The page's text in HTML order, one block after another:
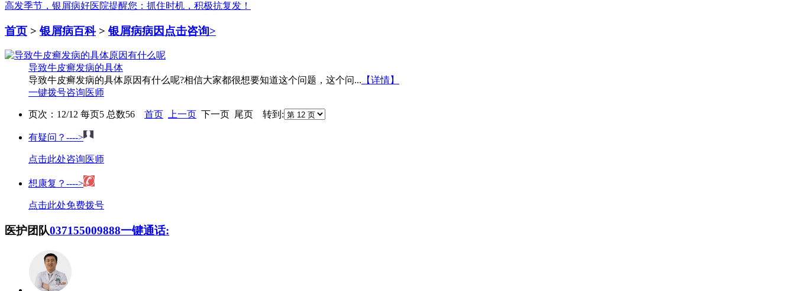
高发季节，银屑病好医院提醒您： 抓住时机，积极抗复发！
首页 >银屑病百科>银屑病病因 点击咨询>
导致牛皮癣发病的具体
导致牛皮癣发病的具体原因有什么呢?相信大家都很想要知道这个问题，这个问... 【详情】
一键拨号咨询医师
页次：12/12 每页5 总数56 首页 上一页 下一页 尾页 转到:
有疑问？---->
点击此处咨询医师
想康复？---->
点击此处免费拨号
医护团队037155009888一键通话: